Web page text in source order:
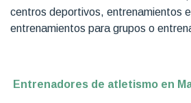
centros deportivos, entrenamientos
entrenamientos para grupos o
Entrenadores de atletismo en